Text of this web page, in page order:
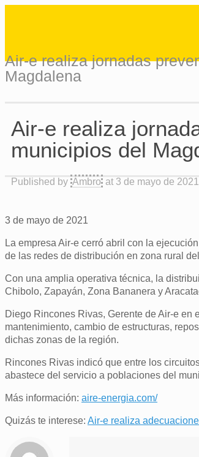
Air-e realiza jornadas
Magdalena
Air-e realiza
municipios del
Published by Ambro at 3 de mayo de 2021
3 de mayo de 2021
La empresa Air-e cerró abril con la
de las redes de distribución en zona rural
Con una amplia operativa técnica, la
Chibolo, Zapayán, Zona Bananera y
Diego Rincones Rivas, Gerente de Air-e en
mantenimiento, cambio de estructuras,
dichas zonas de la región.
Rincones Rivas indicó que entre los
abastece del servicio a poblaciones del
Más información: aire-energia.com/
Quizás te interese: Air-e realiza